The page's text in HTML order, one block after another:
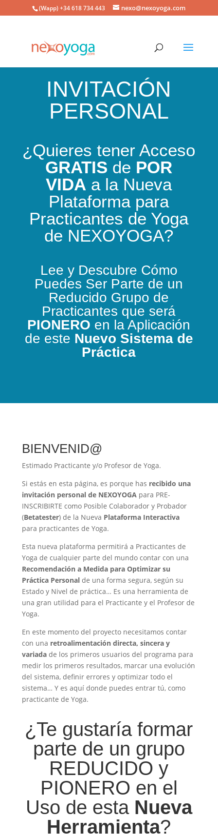
(Wapp) +34 618 734 443 nexo@nexoyoga.com
INVITACIÓN
PERSONAL
¿Quieres tener Acceso
GRATIS de POR
VIDA a la Nueva
Plataforma para
Practicantes de Yoga
de NEXOYOGA?
Lee y Descubre Cómo
Puedes Ser Parte de un
Reducido Grupo de
Practicantes que será
PIONERO en la Aplicación
de este Nuevo Sistema de
Práctica
BIENVENID@
Estimado Practicante y/o Profesor de Yoga.
Si estás en esta página, es porque has recibido una
invitación personal de NEXOYOGApara PRE-
INSCRIBIRTE como Posible Colaborador y Probador
(Betatester) de la Nueva Plataforma Interactiva
para practicantes de Yoga.
Esta nueva plataforma permitirá a Practicantes de
Yoga de cualquier parte del mundo contar con una
Recomendación a Medida para Optimizar su
Práctica Personalde una forma segura, según su
Estado y Nivel de práctica… Es una herramienta de
una gran utilidad para el Practicante y el Profesor de
Yoga.
En este momento del proyecto necesitamos contar
con una retroalimentación directa, sincera y
variadade los primeros usuarios del programa para
medir los primeros resultados, marcar una evolución
del sistema, definir errores y optimizar todo el
sistema… Y es aquí donde puedes entrar tú, como
practicante de Yoga.
¿Te gustaría formar
parte de un grupo
REDUCIDO y
PIONERO en el
Uso de estaNueva
Herramienta?